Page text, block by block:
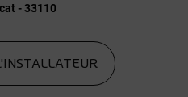
- 33110